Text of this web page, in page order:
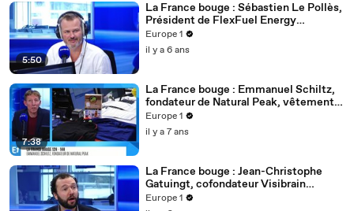
5:50
La France bouge : Sébastien Le Pollès,
Président de FlexFuel Energy
Development
Europe 1
il y a 6 ans
7:38
La France bouge : Emmanuel Schiltz,
fondateur de Natural Peak, vêtements
techniques éco-durables
Europe 1
il y a 7 ans
La France bouge : Jean-Christophe
Gatuingt, cofondateur Visibrain
société française spécialisée dans la
Europe 1